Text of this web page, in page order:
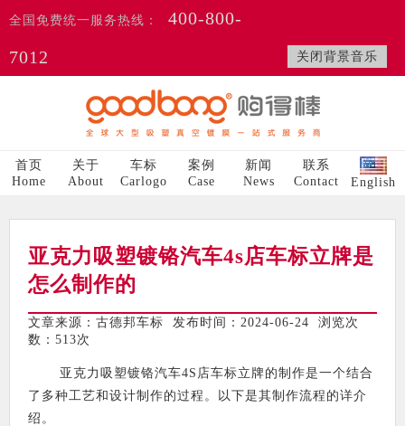
关闭背景音乐
全国免费统一服务热线：
400-800-
7012
首页
Home
关于
About
车标
Carlogo
案例
Case
新闻
News
联系
Contact
English
亚克力吸塑镀铬汽车4s店车标立牌是
怎么制作的
文章来源：古德邦车标 发布时间：2024-06-24 浏览次
数： 513次
亚克力吸塑镀铬汽车4S店车标立牌的制作是一个结合
了多种工艺和设计制作的过程。以下是其制作流程的详介
绍。